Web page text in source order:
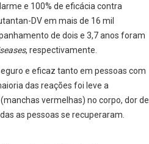
e 100% de eficácia contra
DV em mais de 16 mil
de dois e 3,7 anos foram
, respectivamente.
e eficaz tanto em pessoas com
das reações foi leve a
vermelhas) no corpo, dor de
as pessoas se recuperaram.